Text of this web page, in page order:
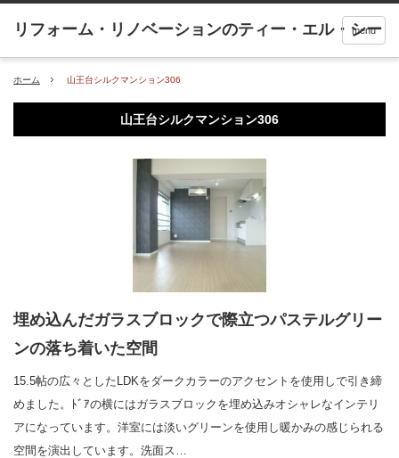
menu
ホーム 山王台シルクマンション306
山王台シルクマンション306
埋め込んだガラスブロックで際立つパステルグリー
ンの落ち着いた空間
15.5帖の広々としたLDKをダークカラーのアクセントを使用しで引き締
めました。ﾄﾞｱの横にはガラスブロックを埋め込みオシャレなインテリ
アになっています。洋室には淡いグリーンを使用し暖かみの感じられる
空間を演出しています。洗面ス…